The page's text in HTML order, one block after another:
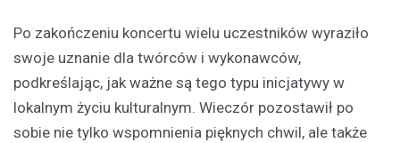
Po zakończeniu koncertu wielu uczestników wyraziło
swoje uznanie dla twórców i wykonawców,
podkreślając, jak ważne są tego typu inicjatywy w
lokalnym życiu kulturalnym. Wieczór pozostawił po
sobie nie tylko wspomnienia pięknych chwil, ale także